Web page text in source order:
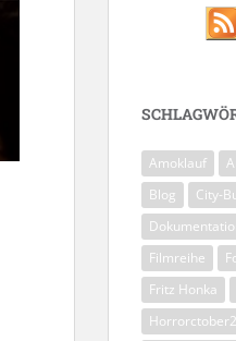
Amoklauf
Blog
City-
Filmreihe
Fritz Honka